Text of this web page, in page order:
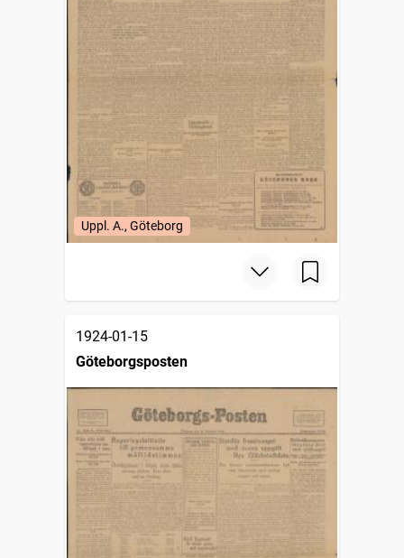
Uppl. A., Göteborg
1924-01-15
Göteborgsposten